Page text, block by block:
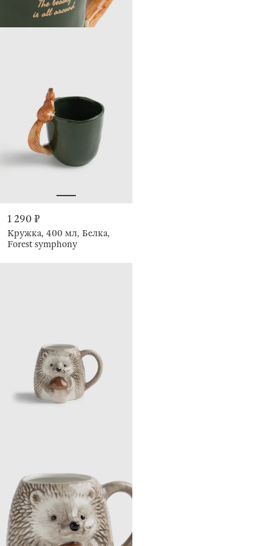
1 290 ₽
Кружка, 400 мл, Белка,
Forest symphony